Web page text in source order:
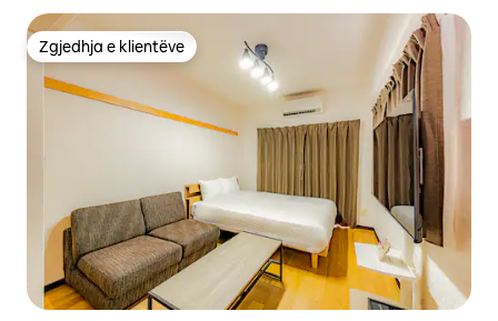
Zgjedhja e klientëve
Zgjedhja e klientëve